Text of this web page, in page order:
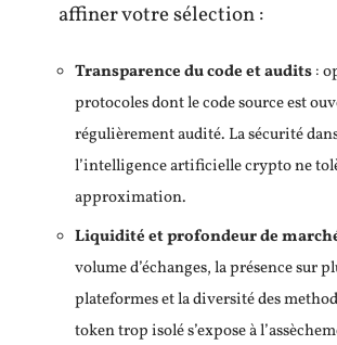
affiner votre sélection :
Transparence du code et audits:
protocoles dont le code source est
régulièrement audité. La sécurité
l’intelligence artificielle crypto ne
approximation.
Liquidité et profondeur de
volume d’échanges, la présence sur
plateformes et la diversité des
token trop isolé s’expose à